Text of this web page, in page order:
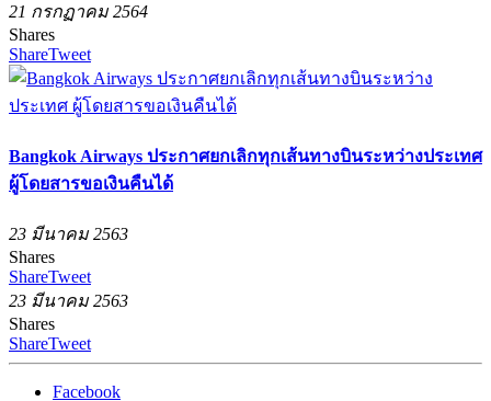
21 กรกฏาคม 2564
Shares
ShareTweet
Bangkok Airways ประกาศยกเลิกทุกเส้นทางบินระหว่างประเทศ
ผู้โดยสารขอเงินคืนได้
23 มีนาคม 2563
Shares
ShareTweet
23 มีนาคม 2563
Shares
ShareTweet
Facebook